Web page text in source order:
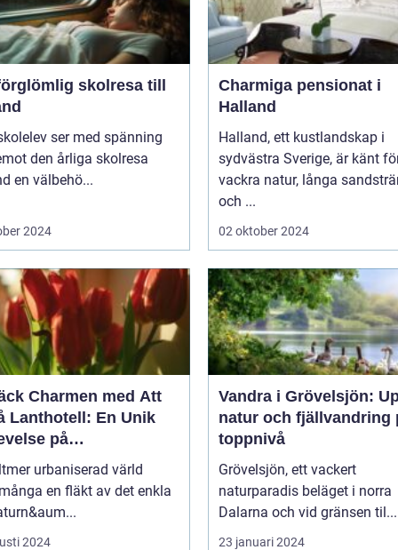
skolresa till
ser med spänning
den årliga skolresa
en välbehö...
2024
Charmiga pensionat i
Halland
Halland, ett kustlandskap i
sydvästra Sverige, är känt
vackra natur, långa
och ...
02 oktober 2024
Charmen med Att
Lanthotell: En Unik
på
urbaniserad värld
en fläkt av det enkla
2024
Vandra i Grövelsjön:
natur och fjällvandring
toppnivå
Grövelsjön, ett vackert
naturparadis beläget i norra
Dalarna och vid gränsen til...
23 januari 2024